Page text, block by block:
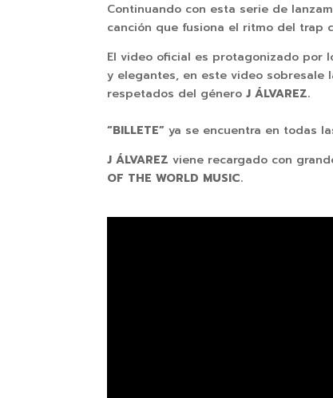
Continuando con esta serie de
canción que fusiona el ritmo del trap
El video oficial es protagonizado por
y elegantes, en este video sobresale
respetados del géneroJ ÁLVAREZ.
“BILLETE” ya se encuentra en todas
J ÁLVAREZ viene recargado con
OF THE WORLD MUSIC.